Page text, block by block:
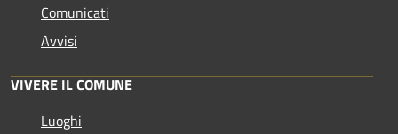
Comunicati
Avvisi
VIVERE IL COMUNE
Luoghi